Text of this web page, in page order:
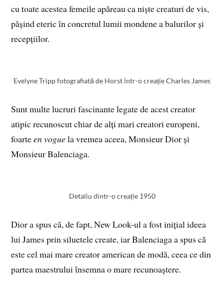
cu toate acestea femeile apăreau ca niște creaturi de vis,
pășind eteric în concretul lumii mondene a balurilor și
recepțiilor.
Evelyne Tripp fotografiată de Horst într-o creație Charles James
Sunt multe lucruri fascinante legate de acest creator
atipic recunoscut chiar de alți mari creatori europeni,
foarteen voguela vremea aceea, Monsieur Dior și
Monsieur Balenciaga.
Detaliu dintr-o creație 1950
Dior a spus că, de fapt, New Look-ul a fost inițial ideea
lui James prin siluetele create, iar Balenciaga a spus că
este cel mai mare creator american de modă, ceea ce din
partea maestrului însemna o mare recunoaștere.